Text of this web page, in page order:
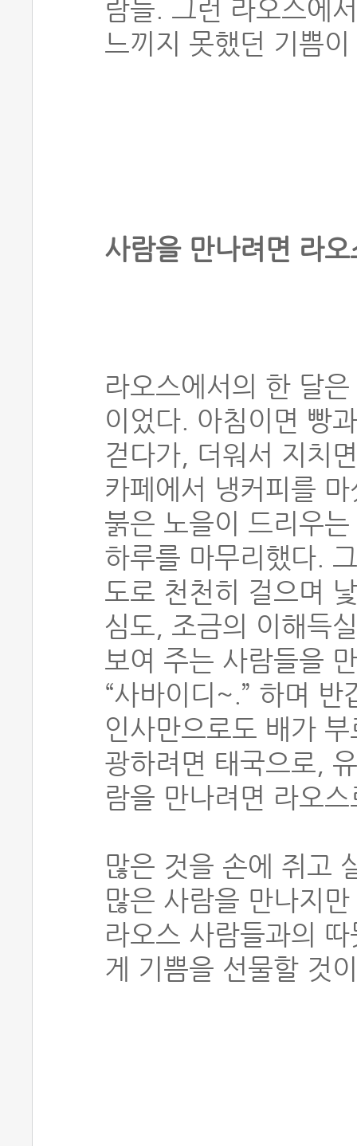
람들. 그런 라오스에
느끼지 못했던 기쁨
사람을 만나려면 라
라오스에서의 한 달
이었다. 아침이면 빵
걷다가, 더워서 지치
카페에서 냉커피를
붉은 노을이 드리우
하루를 마무리했다.
도로 천천히 걸으며
심도, 조금의 이해득
보여 주는 사람들을
“사바이디~.” 하며
인사만으로도 배가
광하려면 태국으로,
람을 만나려면 라오
많은 것을 손에 쥐고
많은 사람을 만나지
라오스 사람들과의
게 기쁨을 선물할 것